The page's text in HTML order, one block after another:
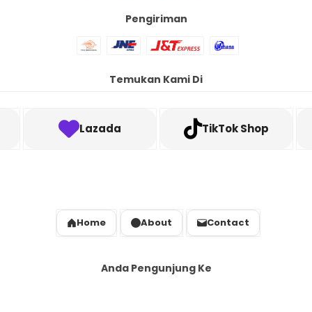
Pengiriman
Temukan Kami Di
Lazada TikTok Shop
Home About Contact
Anda Pengunjung Ke